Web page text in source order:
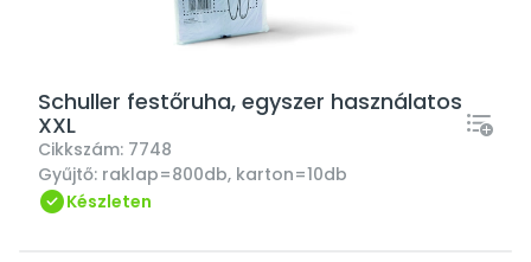
Schuller festőruha, egyszer használatos
XXL
Cikkszám: 7748
Gyűjtő: raklap=800db, karton=10db
Készleten